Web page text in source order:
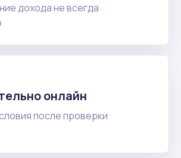
дохода не всегда
онлайн
после проверки